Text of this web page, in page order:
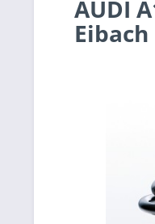
AUDI
Eibach